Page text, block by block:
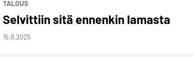
TALOUS
Selvittiin sitä ennenkin lamasta
15.8.2025